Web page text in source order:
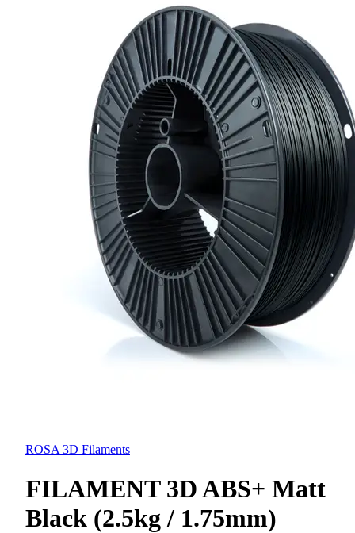
ROSA 3D Filaments
FILAMENT 3D ABS+ Matt
Black (2.5kg / 1.75mm)